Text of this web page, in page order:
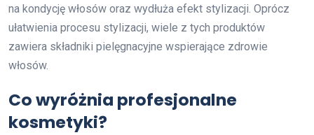
na kondycję włosów oraz wydłuża efekt stylizacji. Oprócz
ułatwienia procesu stylizacji, wiele z tych produktów
zawiera składniki pielęgnacyjne wspierające zdrowie
włosów.
Co wyróżnia profesjonalne
kosmetyki?